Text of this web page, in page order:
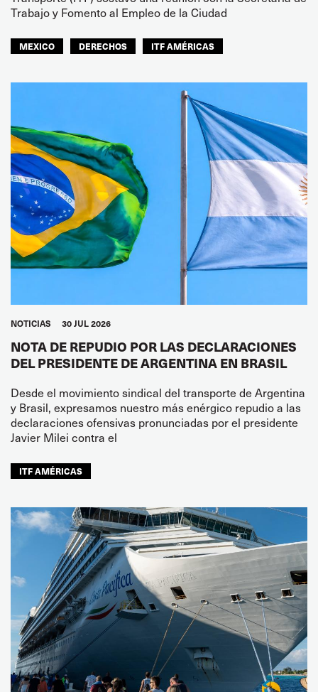
Trabajo y Fomento al Empleo de la Ciudad
MEXICO DERECHOS ITF AMÉRICAS
NOTICIAS 30 JUL 2026
NOTA DE REPUDIO POR LAS DECLARACIONES
DEL PRESIDENTE DE ARGENTINA EN BRASIL
Desde el movimiento sindical del transporte de Argentina
y Brasil, expresamos nuestro más enérgico repudio a las
declaraciones ofensivas pronunciadas por el presidente
Javier Milei contra el
ITF AMÉRICAS